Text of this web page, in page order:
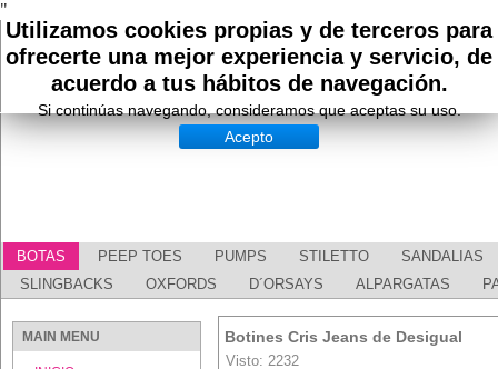
"
BOTAS PEEP TOES PUMPS STILETTO
SANDALIAS
SLINGBACKS
OXFORDS D´ORSAYS ALPARGATAS
Utilizamos cookies propias y de terceros para
ofrecerte una mejor experiencia y servicio, de
acuerdo a tus hábitos de navegación.
Si continúas navegando, consideramos que aceptas su uso.
Acepto
MAIN MENU Botines Cris Jeans de Desigual
Visto: 2232